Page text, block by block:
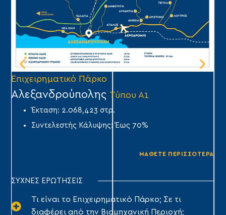
Επιχειρηματικό Πάρκο
Αλεξανδρούπολης Τύπου Α1
Έκταση: 2.068,423 στρ.
Συντελεστής Κάλυψης: Έως 70%
ΜΑΘΕΤΕ ΠΕΡΙΣΣΟΤΕΡΑ
ΣΥΧΝΕΣ ΕΡΩΤΗΣΕΙΣ
Τι είναι το Επιχειρηματικό Πάρκο; Σε τι
διαφέρει από την Βιομηχανική Περιοχή;